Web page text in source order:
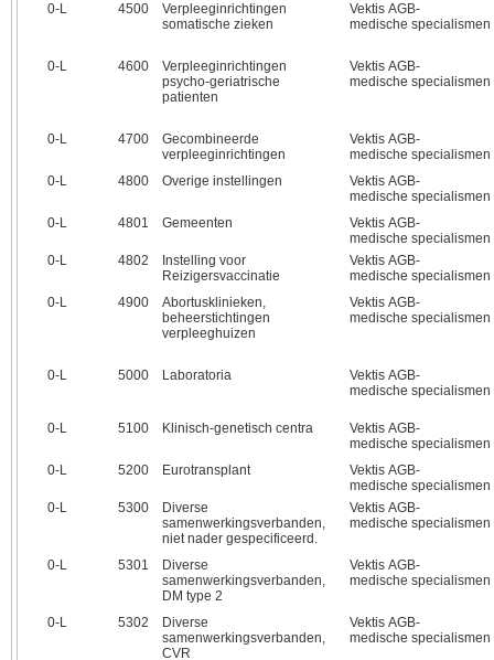
0‑L
4500
Verpleeginrichtingen
somatische zieken
Vektis AGB-
medische specialismen
0‑L 4600
Verpleeginrichtingen
psycho-geriatrische
patienten
Vektis AGB-
medische specialismen
0‑L 4700
Gecombineerde
verpleeginrichtingen
Vektis AGB-
medische specialismen
0‑L
4800 Overige instellingen
Vektis AGB-
medische specialismen
0‑L
4801 Gemeenten
Vektis AGB-
medische specialismen
0‑L
4802
Instelling voor
Reizigersvaccinatie
Vektis AGB-
medische specialismen
0‑L
4900
Abortusklinieken,
beheerstichtingen
verpleeghuizen
Vektis AGB-
medische specialismen
0‑L 5000 Laboratoria
Vektis AGB-
medische specialismen
0‑L 5100 Klinisch-genetisch centra
Vektis AGB-
medische specialismen
0‑L
5200 Eurotransplant
Vektis AGB-
medische specialismen
0‑L
5300
Diverse
samenwerkingsverbanden,
niet nader gespecificeerd.
Vektis AGB-
medische specialismen
0‑L 5301
Diverse
samenwerkingsverbanden,
DM type 2
Vektis AGB-
medische specialismen
0‑L 5302
Diverse
samenwerkingsverbanden,
CVR
Vektis AGB-
medische specialismen